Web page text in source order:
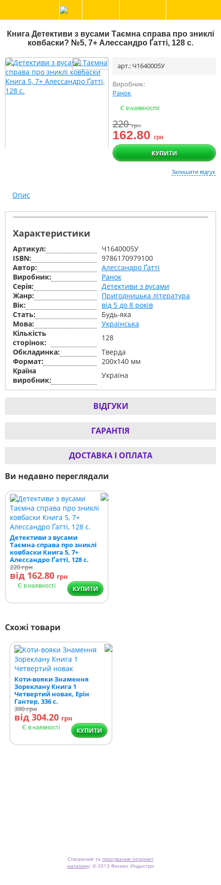
Книга Детективи з вусами Таємна справа про зниклі
ковбаски? №5, 7+ Алессандро Ґатті, 128 с.
арт.: Ч1640005У
Виробник:
Ранок
Є в наявності
220грн
162.80грн
КУПИТИ
Залишити відгук
Опис
Характеристики
Артикул:
Ч1640005У
ISBN:
9786170979100
Автор:
Алессандро Ґатті
Виробник:
Ранок
Серiя:
Детективи з вусами
Жанр:
Пригодницька література
Вік:
від 5 до 8 років
Стать:
Будь-яка
Мова:
Українська
Кількість
сторінок:
128
Обкладинка:
Тверда
Формат:
200х140 мм
Країна
виробник:
Україна
ВІДГУКИ
ГАРАНТІЯ
ДОСТАВКА І ОПЛАТА
Ви недавно переглядали
Детективи з вусами
Таємна справа про зниклі
ковбаски Книга 5, 7+
Алессандро Ґатті, 128 с.
220грн
від 162.80 грн
Є в наявності КУПИТИ
Схожі товари
Коти-вояки Знамення
Зореклану Книга 1
Четвертий новак, Ерін
Гантер, 336 с.
390грн
від 304.20 грн
Є в наявності КУПИТИ
Створення та просування інтернет
магазину: © 2013 Феникс Индастри